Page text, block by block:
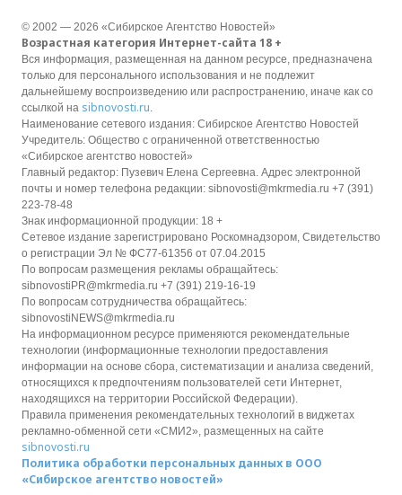
© 2002 — 2026 «Сибирское Агентство Новостей»
Возрастная категория Интернет-сайта 18 +
Вся информация, размещенная на данном ресурсе, предназначена
только для персонального использования и не подлежит
дальнейшему воспроизведению или распространению, иначе как со
ссылкой на sibnovosti.ru.
Наименование сетевого издания: Сибирское Агентство Новостей
Учредитель: Общество с ограниченной ответственностью
«Сибирское агентство новостей»
Главный редактор: Пузевич Елена Сергеевна. Адрес электронной
почты и номер телефона редакции: sibnovosti@mkrmedia.ru +7 (391)
223-78-48
Знак информационной продукции: 18 +
Сетевое издание зарегистрировано Роскомнадзором, Свидетельство
о регистрации Эл № ФС77-61356 от 07.04.2015
По вопросам размещения рекламы обращайтесь:
sibnovostiPR@mkrmedia.ru +7 (391) 219-16-19
По вопросам сотрудничества обращайтесь:
sibnovostiNEWS@mkrmedia.ru
На информационном ресурсе применяются рекомендательные
технологии (информационные технологии предоставления
информации на основе сбора, систематизации и анализа сведений,
относящихся к предпочтениям пользователей сети Интернет,
находящихся на территории Российской Федерации).
Правила применения рекомендательных технологий в виджетах
рекламно-обменной сети «СМИ2», размещенных на сайте
sibnovosti.ru
Политика обработки персональных данных в ООО
«Сибирское агентство новостей»